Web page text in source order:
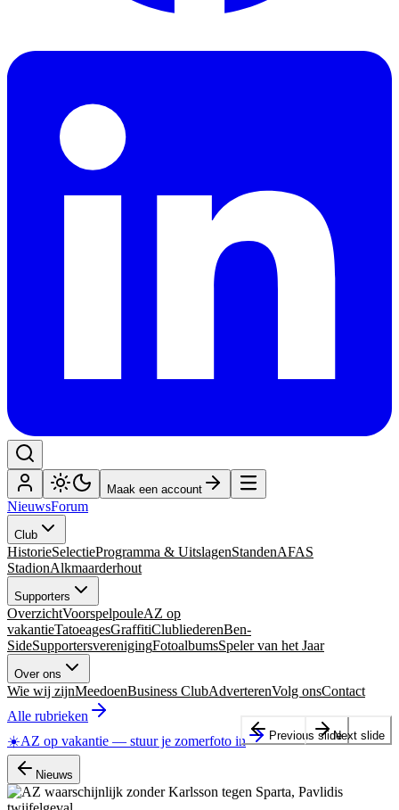
Maak een account
NieuwsForum
Club
HistorieSelectieProgramma & UitslagenStandenAFAS
StadionAlkmaarderhout
Supporters
OverzichtVoorspelpouleAZ op
vakantieTatoeagesGraffitiClubliederenBen-
SideSupportersverenigingFotoalbumsSpeler van het Jaar
Over ons
Wie wij zijnMeedoenBusiness ClubAdverterenVolg onsContact
Alle rubrieken
☀️AZ op vakantie — stuur je zomerfoto in
Nieuws
Previous slideNext slide